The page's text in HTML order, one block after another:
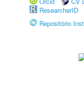
ResearcherID
Repositório